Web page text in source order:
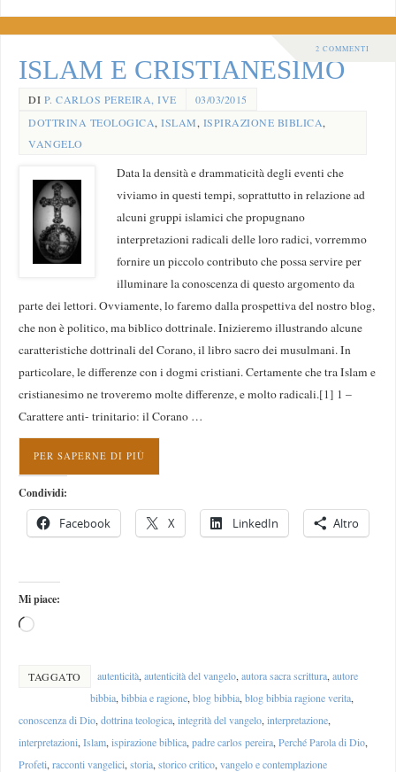
2 COMMENTI
ISLAM E CRISTIANESIMO
DI P. CARLOS PEREIRA, IVE
03/03/2015
DOTTRINA TEOLOGICA,ISLAM, ISPIRAZIONE BIBLICA,
VANGELO
Data la densità e drammaticità degli eventi che
viviamo in questi tempi, soprattutto in relazione ad
alcuni gruppi islamici che propugnano
interpretazioni radicali delle loro radici, vorremmo
fornire un piccolo contributo che possa servire per
illuminare la conoscenza di questo argomento da
parte dei lettori. Ovviamente, lo faremo dalla prospettiva del nostro blog,
che non è politico, ma biblico dottrinale. Inizieremo illustrando alcune
caratteristiche dottrinali del Corano, il libro sacro dei musulmani. In
particolare, le differenze con i dogmi cristiani. Certamente che tra Islam e
cristianesimo ne troveremo molte differenze, e molto radicali.[1] 1 –
Carattere anti- trinitario: il Corano …
PER SAPERNE DI PIÙ
Condividi:
Facebook X LinkedIn Altro
Mi piace:
TAGGATO autenticità, autenticità del vangelo, autora sacra scrittura, autore
bibbia, bibbia e ragione, blog bibbia, blog bibbia ragione verita,
conoscenza di Dio,dottrina teologica,integrità del vangelo,interpretazione,
interpretazioni,Islam,ispirazione biblica,padre carlos pereira,Perché Parola di Dio,
Profeti,racconti vangelici,storia,storico critico,vangelo e contemplazione